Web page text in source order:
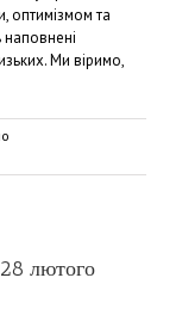
оптимізмом та
Ми віримо,
з
лютого